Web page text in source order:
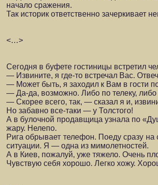
начало сражения.
Так историк ответственно
<…>
Сегодня в буфете гостиницы встретил
— Извините, я где-то встречал Вас.
— Может быть, я заходил к Вам в гости
— Да-да, возможно. Либо по телеку, либо
— Скорее всего, так, — сказал я и,
Но забавно все-таки — у Толстого!
А в булочной продавщица узнала по
жару. Нелепо.
Рига обрывает телефон. Поеду сразу
ситуации. Я — одна из мимолетностей.
А в Киев, пожалуй, уже тяжело. Очень
Чувствую себя хорошо. Легко хожу.